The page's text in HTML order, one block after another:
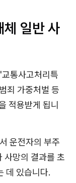
일반 사
통사고처리특
죄 가중처벌 등
적용받게 됩니
운전자의 부주
사망의 결과를 초
데 있습니다.